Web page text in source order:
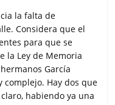
la falta de
Considera que el
para que se
la Ley de Memoria
García
complejo. Hay dos que
habiendo ya una